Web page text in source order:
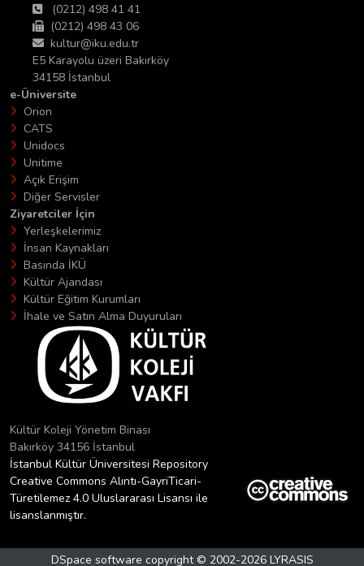
(0212) 498 41 41
(0212) 498 43 06
kultur@iku.edu.tr
E5 Karayolu üzeri Bakırköy
34158 İstanbul
e-Üniversite
Orion
CATS
Unidocs
Unitime
Açık Erişim
Diğer Servisler
Ziyaretciler İçin
Yerleşkelerimiz
İnsan Kaynakları
Basında İKÜ
Kültür Ajandası
Kültür Eğitim Kurumları
İhale ve Satın Alma Duyuruları
Kültür Koleji Yönetim Binası
Bakırköy 34156 İstanbul
İstanbul Kültür Üniversitesi Repository
Creative Commons Alıntı-GayriTicari-
Türetilemez 4.0 Uluslararası Lisansı ile
lisanslanmıştır.
DSpace software copyright © 2002-2026 LYRASIS